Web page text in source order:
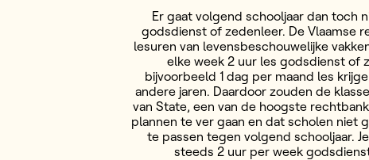
Er gaat volgend schooljaar dan toch
godsdienst of zedenleer. De Vlaamse
lesuren van levensbeschouwelijke
elke week 2 uur les godsdienst of
bijvoorbeeld 1 dag per maand les
andere jaren. Daardoor zouden de
van State, een van de hoogste
plannen te ver gaan en dat scholen niet
te passen tegen volgend schooljaar.
steeds 2 uur per week